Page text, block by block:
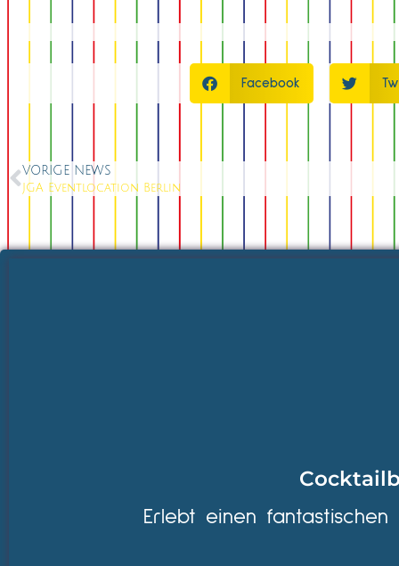
Facebook
VORIGE NEWS
JGA Eventlocation Berlin
Erlebt einen fantastischen